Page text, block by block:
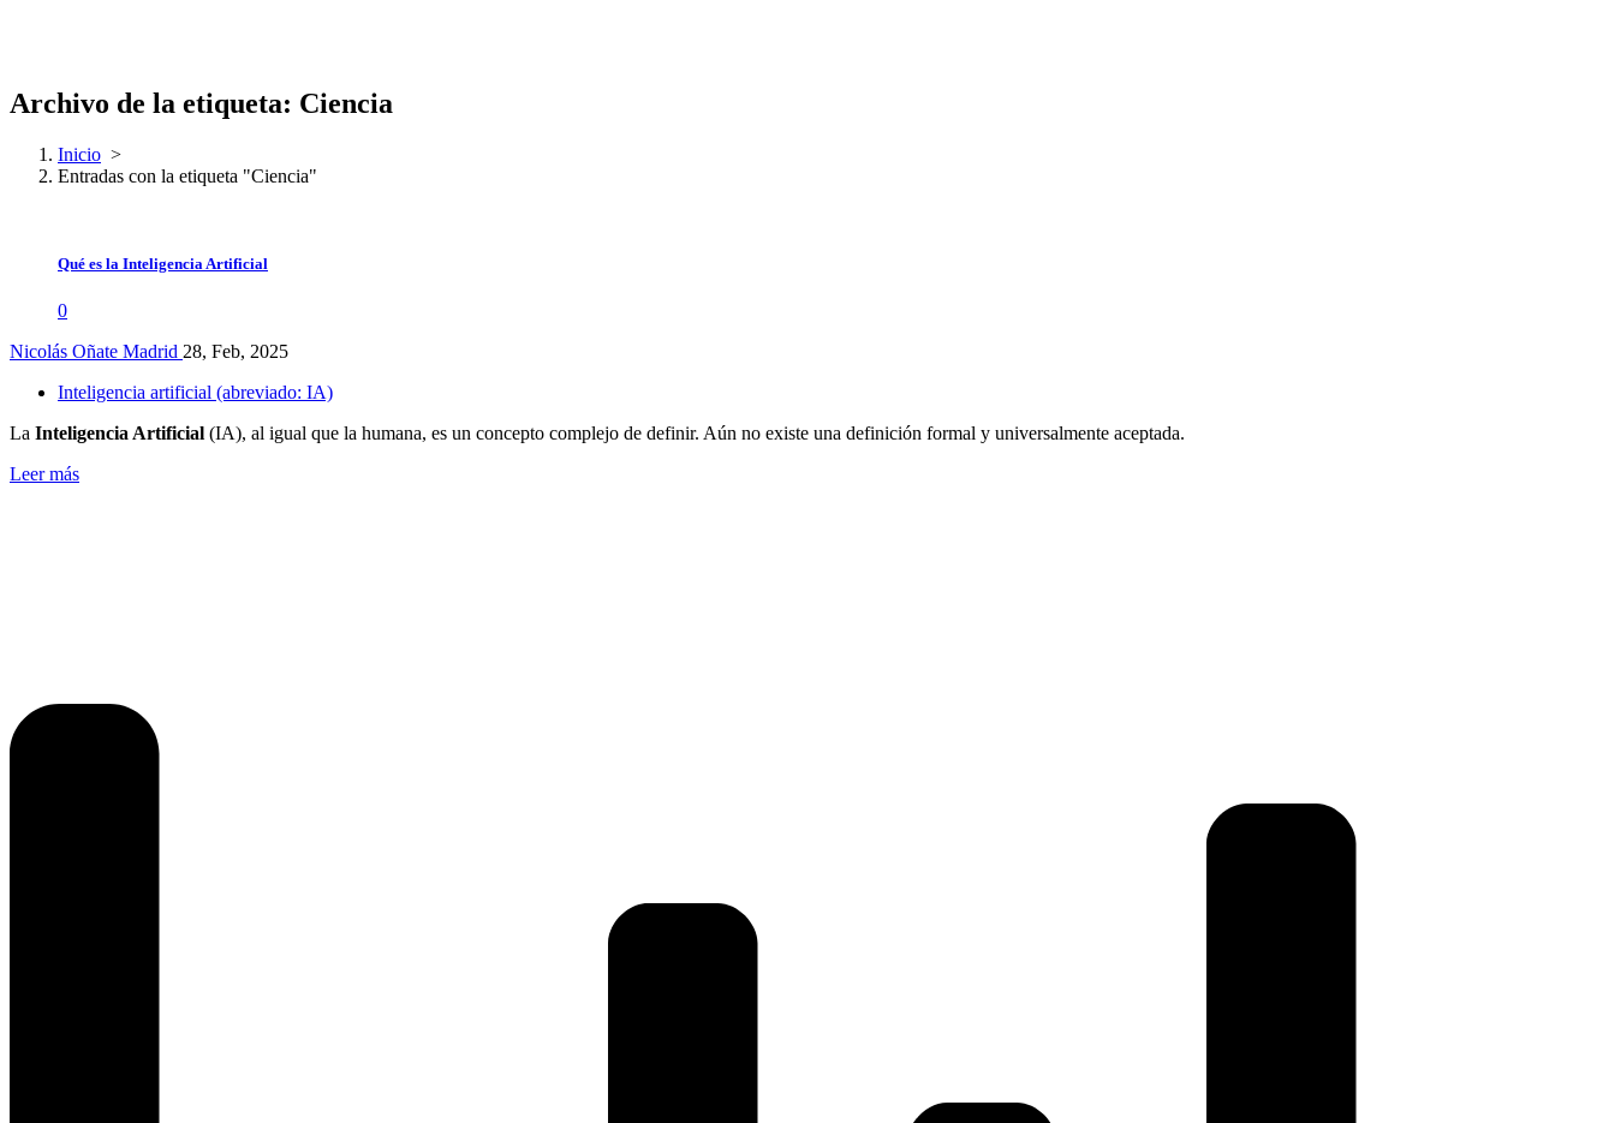
Archivo de la etiqueta: Ciencia
Inicio >
Entradas con la etiqueta "Ciencia"
Qué es la Inteligencia Artificial
0
Nicolás Oñate Madrid 28, Feb, 2025
Inteligencia artificial (abreviado: IA)
La Inteligencia Artificial (IA), al igual que la humana, es un concepto complejo de definir. Aún no existe una definición formal y universalmente aceptada.
Leer más